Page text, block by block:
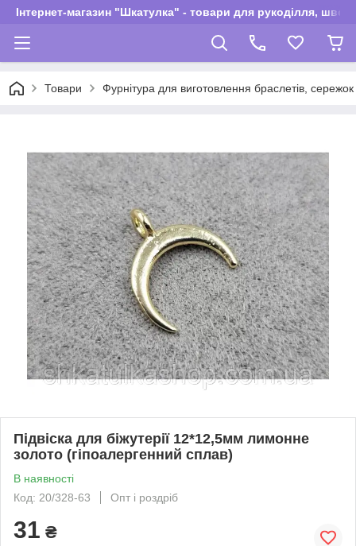
Інтернет-магазин "Шкатулка" - товари для рукоділля,
Товари Фурнітура для виготовлення браслетів,
Підвіска для біжутерії 12*12,5мм лимонне
золото (гіпоалергенний сплав)
В наявності
Код: 20/328-63
Опт і роздріб
31 ₴